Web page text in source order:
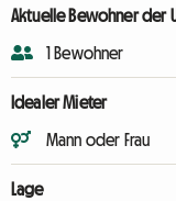
Aktuelle Bewohner der
1 Bewohner
Idealer Mieter
Mann oder Frau
Lage